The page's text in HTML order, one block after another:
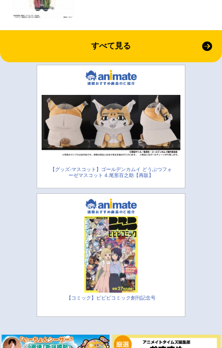
すべて見る
【グッズ-マスコット】ゴールデンカムイ どうぶつフォ
ーゼマスコット 4.尾形百之助【再販】
【コミック】ビビビコミック創刊記念号